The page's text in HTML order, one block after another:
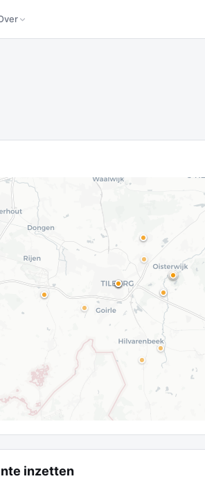
inzetten